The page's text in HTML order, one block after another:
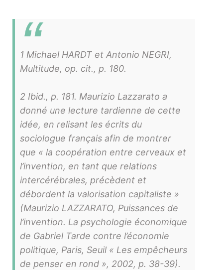
1 Michael HARDT et Antonio NEGRI,
Multitude, op. cit., p. 180.
2 Ibid., p. 181. Maurizio Lazzarato a
donné une lecture tardienne de cette
idée, en relisant les écrits du
sociologue français afin de montrer
que « la coopération entre cerveaux et
l’invention, en tant que relations
intercérébrales, précèdent et
débordent la valorisation capitaliste »
(Maurizio LAZZARATO, Puissances de
l’invention. La psychologie économique
de Gabriel Tarde contre l’économie
politique, Paris, Seuil « Les empêcheurs
de penser en rond », 2002, p. 38-39).